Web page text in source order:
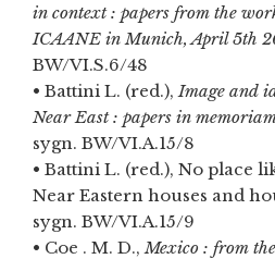
in context : papers from the
ICAANE in Munich, April 5th
BW/VI.S.6/48
• Battini L. (red.), Image and
Near East : papers in
sygn. BW/VI.A.15/8
• Battini L. (red.), No place
Near Eastern houses and
sygn. BW/VI.A.15/9
• Coe . M. D., Mexico : from